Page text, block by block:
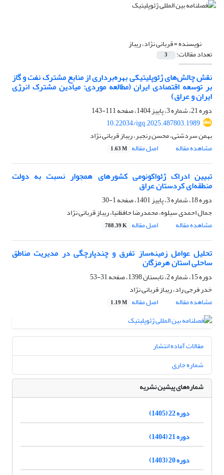
نویسنده =قربانی نژاد، ریباز
تعداد مقالات: 3
نقش چالش‌های ژئوپلیتیکی بهره‌برداری از منابع مشترک نفت و گاز
بر توسعه اقتصادی ایران (مطالعه موردی: میادین مشترک انرژی
ایران و عراق)
دوره 21، شماره 3، پاییز 1404، صفحه
111-143
10.22034/igq.2025.487803.1989
بهمن سردشتی، محسن رنجبر، ریباز قربانی نژاد
مشاهده مقاله
اصل مقاله 1.63 M
تبیین ادراک ژئواکونومی کشورهای همجوار نسبت به دولت
منطقه‌ای کردستان عراق
دوره 18، شماره 3، پاییز 1401، صفحه
1-30
جمال احمدی سیلوه، محمد‌رضا حافظ‌نیا، ریباز قربانی نژاد
مشاهده مقاله
اصل مقاله 788.39 K
تحلیل عوامل زمینه‌ساز تفرق‌ و چندپارچگی در مدیریت مناطق
ساحلی استان هرمزگان
دوره 15، شماره 2، تابستان 1398، صفحه
31-53
خدر فرجی راد، ریباز قربانی نژاد
مشاهده مقاله
اصل مقاله 1.19 M
مقالات آماده انتشار
شماره جاری
شماره‌های پیشین نشریه
دوره 22 (1405)
دوره 21 (1404)
دوره 20 (1403)